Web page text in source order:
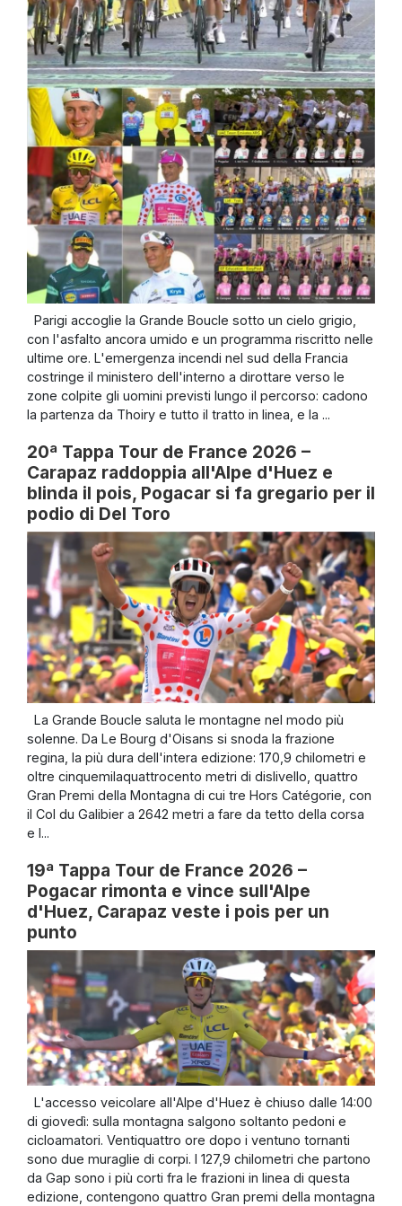
Parigi accoglie la Grande Boucle sotto un cielo grigio,
con l'asfalto ancora umido e un programma riscritto nelle
ultime ore. L'emergenza incendi nel sud della Francia
costringe il ministero dell'interno a dirottare verso le
zone colpite gli uomini previsti lungo il percorso: cadono
la partenza da Thoiry e tutto il tratto in linea, e la ...
20ª Tappa Tour de France 2026 –
Carapaz raddoppia all'Alpe d'Huez e
blinda il pois, Pogacar si fa gregario per il
podio di Del Toro
La Grande Boucle saluta le montagne nel modo più
solenne. Da Le Bourg d'Oisans si snoda la frazione
regina, la più dura dell'intera edizione: 170,9 chilometri e
oltre cinquemilaquattrocento metri di dislivello, quattro
Gran Premi della Montagna di cui tre Hors Catégorie, con
il Col du Galibier a 2642 metri a fare da tetto della corsa
e l...
19ª Tappa Tour de France 2026 –
Pogacar rimonta e vince sull'Alpe
d'Huez, Carapaz veste i pois per un
punto
L'accesso veicolare all'Alpe d'Huez è chiuso dalle 14:00
di giovedì: sulla montagna salgono soltanto pedoni e
cicloamatori. Ventiquattro ore dopo i ventuno tornanti
sono due muraglie di corpi. I 127,9 chilometri che partono
da Gap sono i più corti fra le frazioni in linea di questa
edizione, contengono quattro Gran premi della montagna